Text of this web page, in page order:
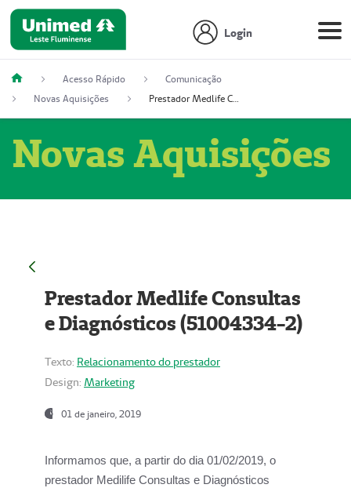
Login
Acesso Rápido
Comunicação
Novas Aquisições
Prestador Medlife Consultas e Diagnósticos (51004334-2)
Novas Aquisições
Prestador Medlife Consultas
e Diagnósticos (51004334-2)
Texto: Relacionamento do prestador
Design: Marketing
01 de janeiro, 2019
Informamos que, a partir do dia 01/02/2019, o
prestador Medilife Consultas e Diagnósticos